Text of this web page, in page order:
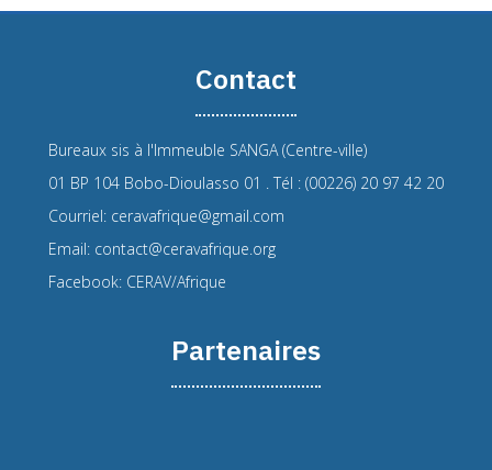
Contact
Bureaux sis à l'Immeuble SANGA (Centre-ville)
01 BP 104 Bobo-Dioulasso 01 . Tél : (00226) 20 97 42 20
Courriel: ceravafrique@gmail.com
Email: contact@ceravafrique.org
Facebook: CERAV/Afrique
Partenaires